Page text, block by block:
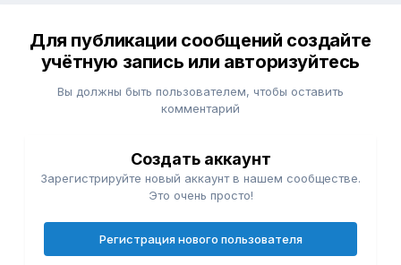
Для публикации сообщений создайте
учётную запись или авторизуйтесь
Вы должны быть пользователем, чтобы оставить
комментарий
Создать аккаунт
Зарегистрируйте новый аккаунт в нашем сообществе.
Это очень просто!
Регистрация нового пользователя